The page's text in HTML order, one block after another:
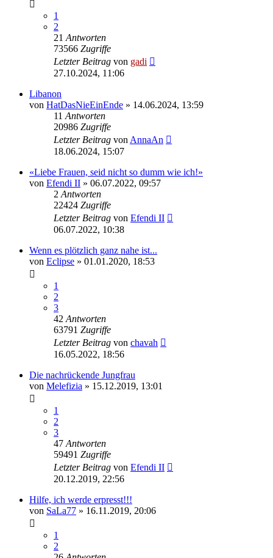
1
2
21 Antworten
73566 Zugriffe
Letzter Beitrag von gadi
27.10.2024, 11:06
Libanon
von HatDasNieEinEnde » 14.06.2024, 13:59
11 Antworten
20986 Zugriffe
Letzter Beitrag von AnnaAn
18.06.2024, 15:07
«Liebe Frauen, seid nicht so dumm wie ich!»
von Efendi II » 06.07.2022, 09:57
2 Antworten
22424 Zugriffe
Letzter Beitrag von Efendi II
06.07.2022, 10:38
Wenn es plötzlich ganz nahe ist...
von Eclipse » 01.01.2020, 18:53
1
2
3
42 Antworten
63791 Zugriffe
Letzter Beitrag von chavah
16.05.2022, 18:56
Die nachrückende Jungfrau
von Melefizia » 15.12.2019, 13:01
1
2
3
47 Antworten
59491 Zugriffe
Letzter Beitrag von Efendi II
20.12.2019, 22:56
Hilfe, ich werde erpresst!!!
von SaLa77 » 16.11.2019, 20:06
1
2